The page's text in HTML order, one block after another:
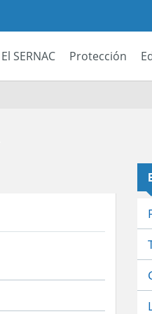
El SERNAC Protección